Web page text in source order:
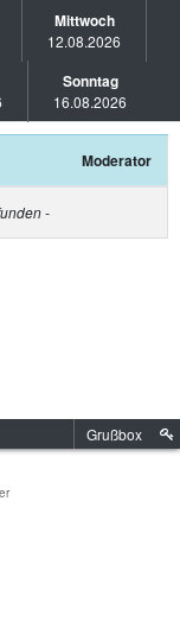
Mittwoch
12.08.2026
Sonntag
16.08.2026
Moderator
-
Grußbox